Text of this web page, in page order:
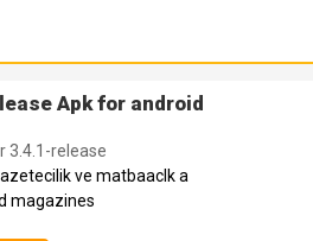
Apk for android
3.4.1-release
ve matbaaclk a
magazines